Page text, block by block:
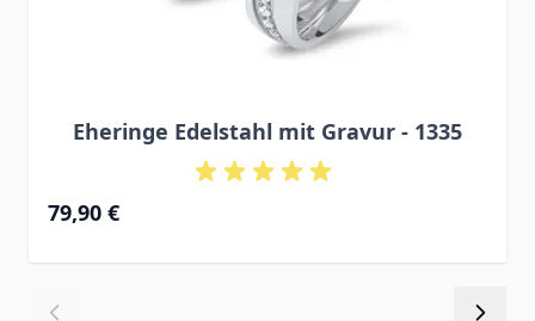
Eheringe Edelstahl mit Gravur - 1335
79,90 €